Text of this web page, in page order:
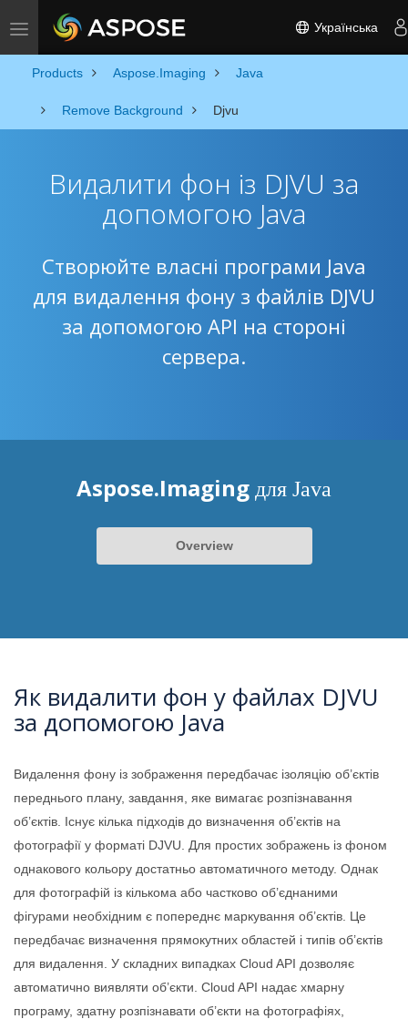
Toggle navigation Українська
Products Aspose.Imaging Java
Remove Background Djvu
Видалити фон із DJVU за
допомогою Java
Створюйте власні програми Java
для видалення фону з файлів DJVU
за допомогою API на стороні
сервера.
Aspose.Imaging для Java
Overview
Як видалити фон у файлах DJVU
за допомогою Java
Видалення фону із зображення передбачає ізоляцію об’єктів
переднього плану, завдання, яке вимагає розпізнавання
об’єктів. Існує кілька підходів до визначення об’єктів на
фотографії у форматі DJVU. Для простих зображень із фоном
однакового кольору достатньо автоматичного методу. Однак
для фотографій із кількома або частково об’єднаними
фігурами необхідним є попереднє маркування об’єктів. Це
передбачає визначення прямокутних областей і типів об’єктів
для видалення. У складних випадках Cloud API дозволяє
автоматично виявляти об’єкти. Cloud API надає хмарну
програму, здатну розпізнавати об’єкти на фотографіях,